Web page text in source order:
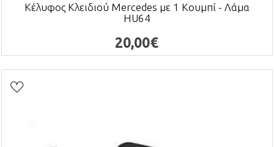
Κέλυφος Κλειδιού Mercedes με 1 Κουμπί - Λάμα
HU64
20,00€